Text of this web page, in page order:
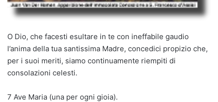
O Dio, che facesti esultare in te con ineffabile gaudio
l’anima della tua santissima Madre, concedici propizio che,
per i suoi meriti, siamo continuamente riempiti di
consolazioni celesti.
7 Ave Maria (una per ogni gioia).